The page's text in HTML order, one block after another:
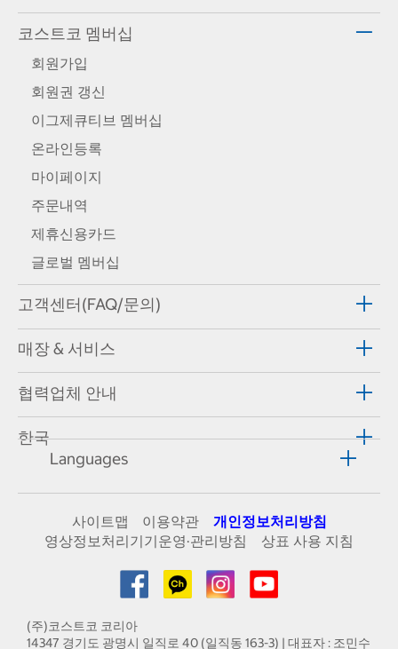
코스트코 멤버십
회원가입
회원권 갱신
이그제큐티브 멤버십
온라인등록
마이페이지
주문내역
제휴신용카드
글로벌 멤버십
고객센터(FAQ/문의)
매장 & 서비스
협력업체 안내
한국
Languages
사이트맵 이용약관
개인정보처리방침
영상정보처리기기운영·관리방침
상표 사용 지침
(주)코스트코 코리아
14347 경기도 광명시 일직로 40 (일직동 163-3) | 대표자 : 조민수